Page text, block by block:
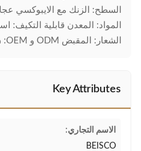
المواد: المعدن قابلية
الشعار: المقبض ODM و OEM: ن...
Key Attributes
الاسم التجاري:
BEISCO